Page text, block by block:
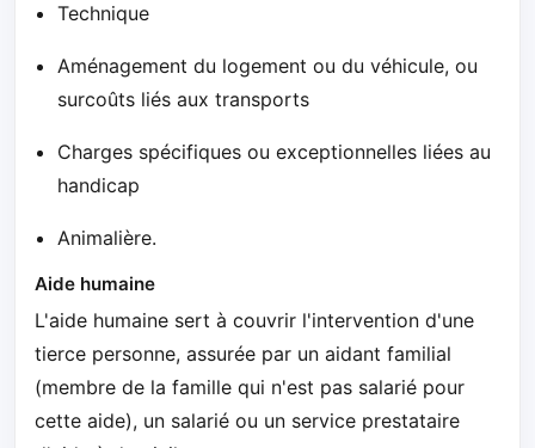
Technique
Aménagement du logement ou du véhicule, ou
surcoûts liés aux transports
Charges spécifiques ou exceptionnelles liées au
handicap
Animalière.
Aide humaine
L'aide humaine sert à couvrir l'intervention d'une
tierce personne, assurée par un aidant familial
(membre de la famille qui n'est pas salarié pour
cette aide), un salarié ou un service prestataire